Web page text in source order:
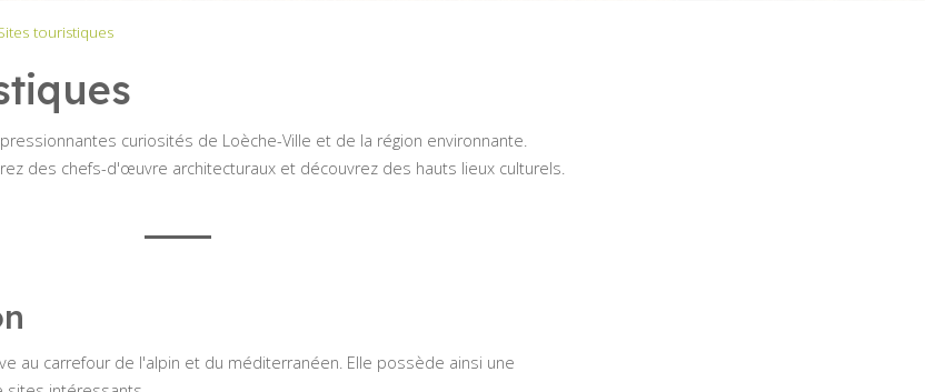
touristiques
curiosités de Loèche-Ville et de la région environnante.
des chefs-d'œuvre architecturaux et découvrez des hauts lieux culturels.
au carrefour de l'alpin et du méditerranéen. Elle possède ainsi une